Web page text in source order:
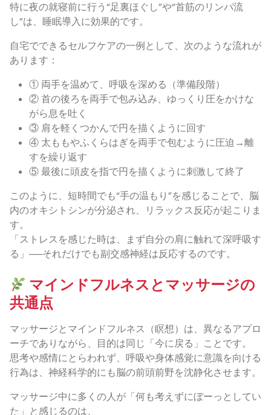
特に夜の就寝前に行う“足裏ほぐし”や“首筋のリンパ流
し”は、睡眠導入に効果的です。
自宅でできるセルフケアの一例として、次のような流れが
あります：
① 両手を温めて、呼吸を深める（準備段階）
② 首の後ろを両手で包み込み、ゆっくり圧をかけな
がら息を吐く
③ 肩を軽くつかんで円を描くように回す
④ 太ももやふくらはぎを両手で包むように圧迫→離
すを繰り返す
⑤ 最後に頭皮を指で円を描くように刺激して終了
このように、短時間でも“手の温もり”を感じることで、脳
内のオキシトシンが分泌され、リラックス反応が起こりま
す。
「ストレスを感じた時は、まず自分の肩に触れて深呼吸す
る」──それだけでも副交感神経は反応するのです。
マインドフルネスとマッサージの
共通点
マッサージとマインドフルネス（瞑想）は、異なるアプロ
ーチでありながら、目的は同じ「今に戻る」ことです。
思考や感情にとらわれず、呼吸や身体感覚に意識を向ける
行為は、神経科学的にも脳の前頭前野を沈静化させます。
マッサージ中に多くの人が「何も考えずにぼーっとしてい
た」と感じるのは、